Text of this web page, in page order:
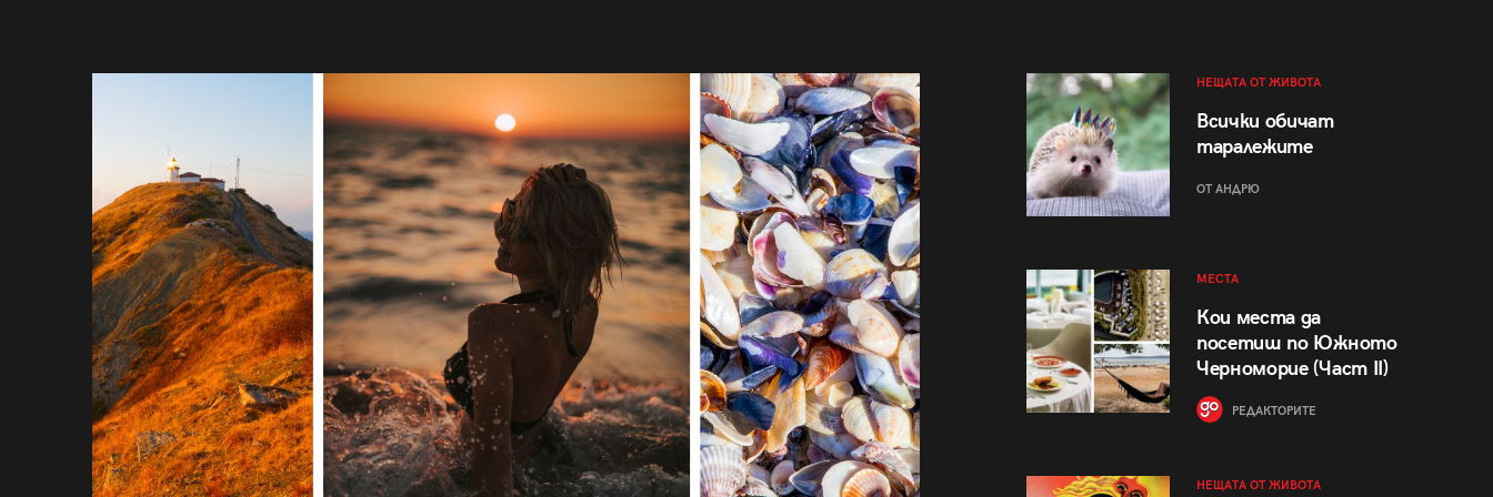
НЕЩАТА ОТ ЖИВОТА
Всички обичат
таралежите
ОТ АНДРЮ
МЕСТА
Кои места да
посетиш по Южното
Черноморие (Част II)
РЕДАКТОРИТЕ
НЕЩАТА ОТ ЖИВОТА